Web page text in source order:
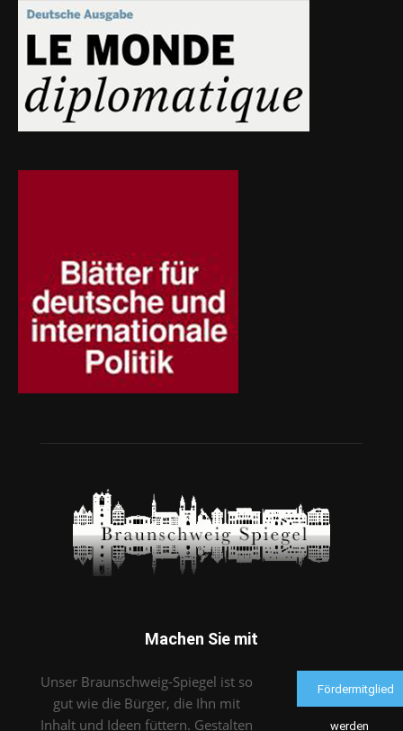
Machen Sie mit
Unser Braunschweig-Spiegel ist so
gut wie die Bürger, die Ihn mit
Inhalt und Ideen füttern. Gestalten
Fördermitglied
werden